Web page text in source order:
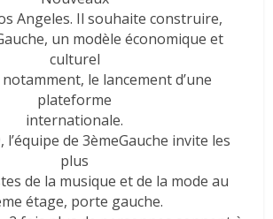
Angeles. Il souhaite construire,
un modèle économique et
culturel
le lancement d’une
plateforme
internationale.
l’équipe de 3èmeGauche invite les
plus
de la musique et de la mode au
étage, porte gauche.